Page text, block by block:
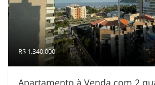
R$ 1.340.000
Apartamento à Venda com 2